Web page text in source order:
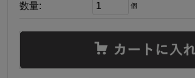
数量: 個